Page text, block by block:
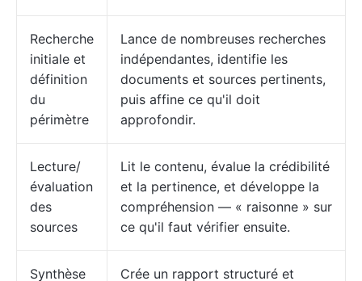
Recherche
initiale et
définition
du
périmètre
Lance de nombreuses recherches
indépendantes, identifie les
documents et sources pertinents,
puis affine ce qu'il doit
approfondir.
Lecture/
évaluation
des
sources
Lit le contenu, évalue la crédibilité
et la pertinence, et développe la
compréhension — « raisonne » sur
ce qu'il faut vérifier ensuite.
Synthèse
Crée un rapport structuré et